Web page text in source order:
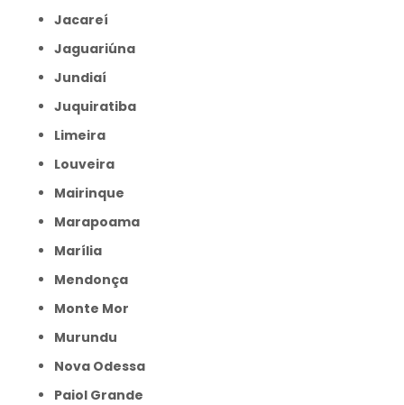
Jacareí
Jaguariúna
Jundiaí
Juquiratiba
Limeira
Louveira
Mairinque
Marapoama
Marília
Mendonça
Monte Mor
Murundu
Nova Odessa
Paiol Grande